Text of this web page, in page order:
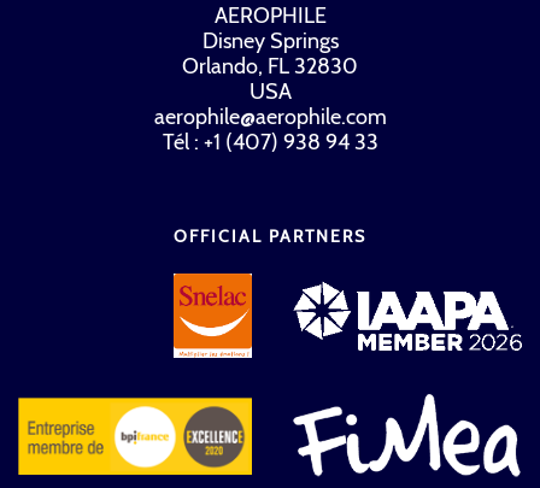
AEROPHILE
Disney Springs
Orlando, FL 32830
USA
aerophile@aerophile.com
Tél : +1 (407) 938 94 33
OFFICIAL PARTNERS